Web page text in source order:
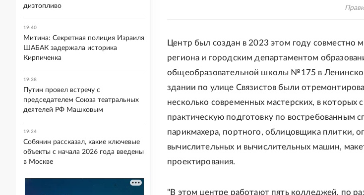
Центр был создан в 2023 этом году совместно
региона и городским департаментом
общеобразовательной школы №175 в
здании по улице Связистов были
несколько современных мастерских, в которых
практическую подготовку по востребованным
парикмахера, портного, облицовщика плитки,
вычислительных и вычислительных машин,
проектирования.
"В этом центре работают пять колледжей, по
дизтопливо
19:40
Митина: Секретная полиция Израиля
ШАБАК задержала историка
Кирпиченка
19:38
Путин провел встречу с
председателем Союза театральных
деятелей РФ Машковым
19:24
Собянин рассказал, какие ключевые
объекты с начала 2026 года введены
в Москве